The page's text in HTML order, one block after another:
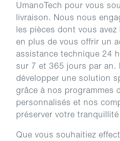
UmanoTech pour vous
livraison. Nous nous
les pièces dont vous avez
en plus de vous offrir un
assistance technique 24
sur 7 et 365 jours par an.
développer une solution
grâce à nos programmes
personnalisés et nos
préserver votre tranquillité
Que vous souhaitiez